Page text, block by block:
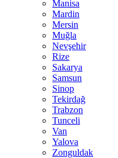
Manisa
Mardin
Mersin
Muğla
Nevşehir
Rize
Sakarya
Samsun
Sinop
Tekirdağ
Trabzon
Tunceli
Van
Yalova
Zonguldak